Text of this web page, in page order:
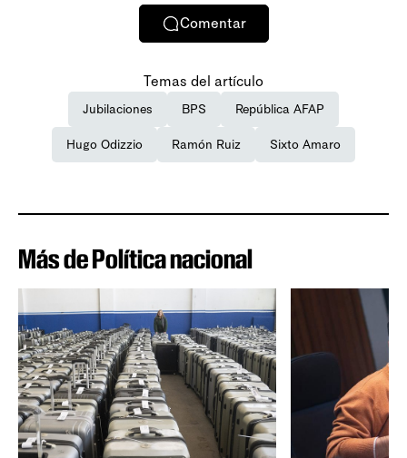
Comentar
Temas del artículo
Jubilaciones BPS República AFAP
Hugo Odizzio Ramón Ruiz Sixto Amaro
Más de Política nacional